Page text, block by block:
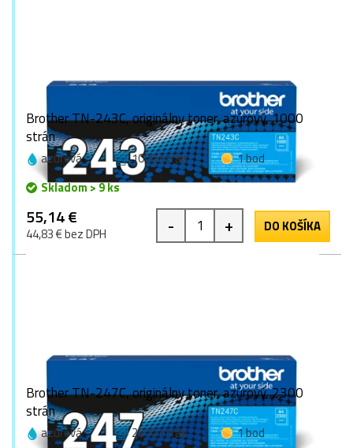
Brother TN-243C, originálny toner, azúrový, 1000
strán
azúrová 1000 strán
1 bod
Skladom > 9 ks
55,14 €
44,83 € bez DPH - + DO KOŠÍKA
Brother TN-247C, originálny toner, azúrový, 2300
strán
azúrová 2300 strán
1 bod